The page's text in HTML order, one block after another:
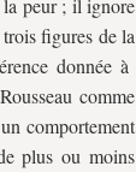
la peur ; il ignore
figures de la
donnée à
comme
comportement
plus ou moins